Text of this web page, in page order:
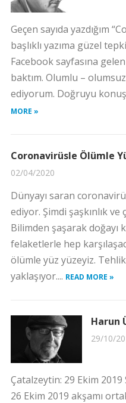
Geçen sayıda yazdığım
başlıklı yazıma güzel
Facebook sayfasına
baktım. Olumlu –
ediyorum. Doğruyu
MORE »
Coronavirüsle Ölümle
02/04/2020
Dünyayı saran
ediyor. Şimdi şaşkınlık
Bilimden şaşarak doğayı
felaketlerle hep
ölümle yüz yüzeyiz.
yaklaşıyor.... READ MORE »
Harun
29/10/
Çatalzeytin: 29 Ekim
26 Ekim 2019 akşamı